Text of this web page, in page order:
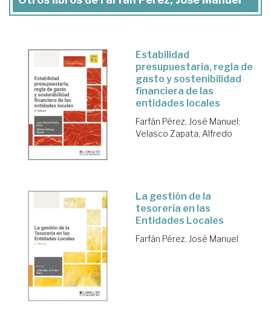
Estabilidad
presupuestaria, regla de
gasto y sostenibilidad
financiera de las
entidades locales
Farfán Pérez, José Manuel;
Velasco Zapata, Alfredo
La gestión de la
tesorería en las
Entidades Locales
Farfán Pérez, José Manuel